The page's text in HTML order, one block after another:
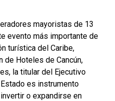
mayoristas de 13
evento más importante de
turística del Caribe,
de Hoteles de Cancún,
la titular del Ejecutivo
es instrumento
o expandirse en